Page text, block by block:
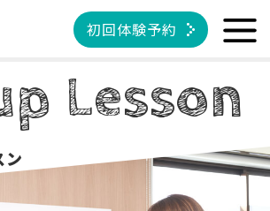
初回体験予約
Lesson
ン